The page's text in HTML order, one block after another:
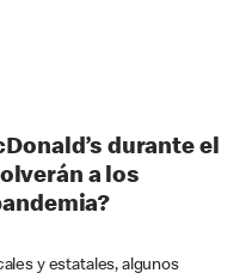
durante el
a los
y estatales, algunos